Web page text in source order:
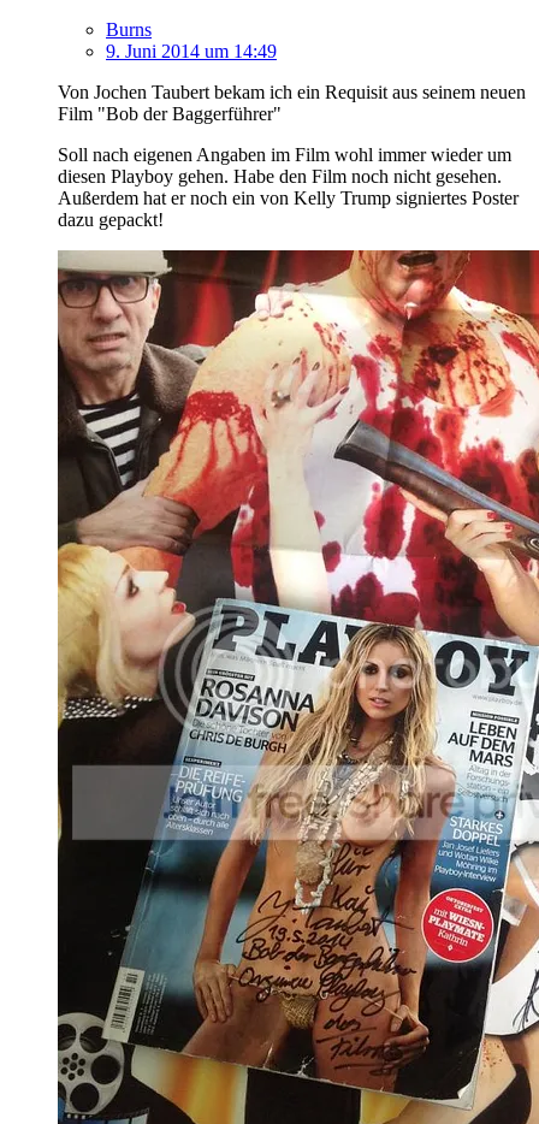
Burns
9. Juni 2014 um 14:49
Von Jochen Taubert bekam ich ein Requisit aus seinem neuen
Film "Bob der Baggerführer"
Soll nach eigenen Angaben im Film wohl immer wieder um
diesen Playboy gehen. Habe den Film noch nicht gesehen.
Außerdem hat er noch ein von Kelly Trump signiertes Poster
dazu gepackt!